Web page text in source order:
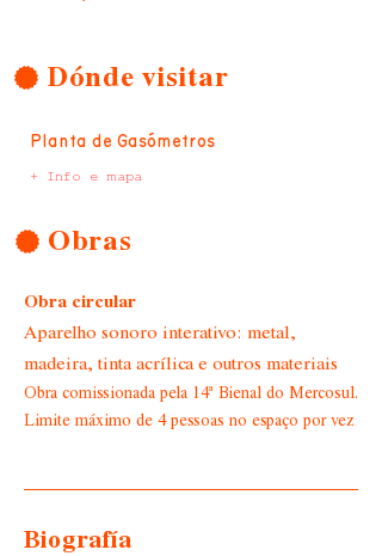
Dónde visitar
Planta de Gasómetros
+ Info e mapa
Obras
Obra circular
Aparelho sonoro interativo: metal,
madeira, tinta acrílica e outros materiais
Obra comissionada pela 14ª Bienal do Mercosul.
Limite máximo de 4 pessoas no espaço por vez
Biografía